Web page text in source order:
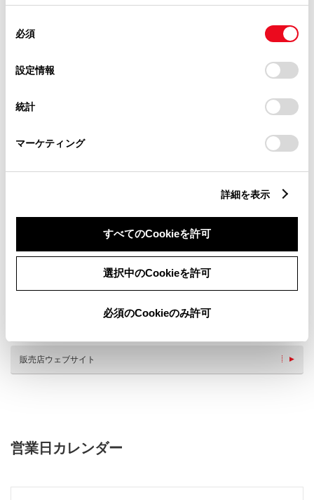
使用することがあります。当ウェブサイトの使用を続行する
デバイスにすべてのCookie(クッキー)が保存されることに同
意したことになります。Cookie(クッキー)のオプトアウト、
設定の変更、同意を撤回したりするにあたっては、当社の
「Cookie（クッキー）情報の取り扱いについて
」をご覧くだ
必須
設定情報
統計
マーケティング
詳細を表示
すべてのCookieを許可
選択中のCookieを許可
必須のCookieのみ許可
軽自動車
ペットOK
車検・整備・メンテナンス取
ベビーシート（おむつ交換用
販売店ウェブサイト
営業日カレンダー